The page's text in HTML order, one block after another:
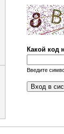
Какой код
Введите